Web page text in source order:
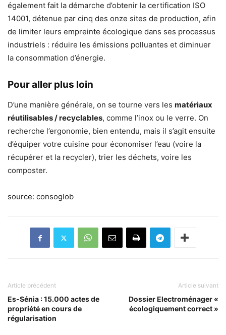
également fait la démarche d’obtenir la certification ISO
14001, détenue par cinq des onze sites de production, afin
de limiter leurs empreinte écologique dans ses processus
industriels : réduire les émissions polluantes et diminuer
la consommation d’énergie.
Pour aller plus loin
D’une manière générale, on se tourne vers les matériaux
réutilisables / recyclables, comme l’inox ou le verre. On
recherche l’ergonomie, bien entendu, mais il s’agit ensuite
d’équiper votre cuisine pour économiser l’eau (voire la
récupérer et la recycler), trier les déchets, voire les
composter.
source: consoglob
Article précédent
Es-Sénia : 15.000 actes de
propriété en cours de
régularisation
Article suivant
Dossier Electroménager «
écologiquement correct »